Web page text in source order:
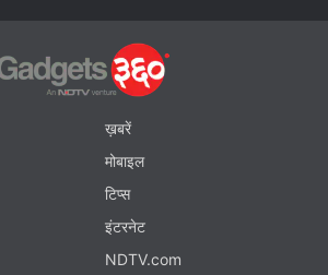
डिस्प्ले सॉफ्टवेयर
rated
Only one rear facing
camera
see more
और लोकप्रियमोबाइल
ख़बरें
मोबाइल
टिप्स
इंटरनेट
NDTV.com